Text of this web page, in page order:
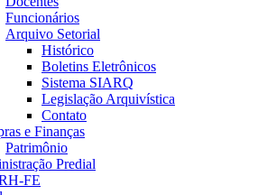
Funcionários
Arquivo Setorial
Histórico
Boletins Eletrônicos
Sistema SIARQ
Legislação Arquivística
Contato
e Finanças
Patrimônio
Predial
FE